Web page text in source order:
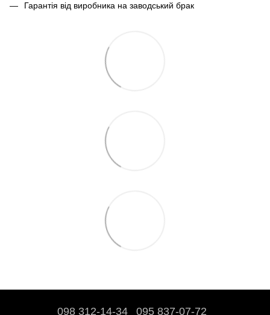
Гарантія від виробника на заводський брак
098 312-14-34 095 837-07-72